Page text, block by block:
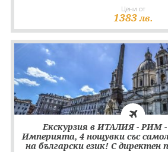
Цени от
1383 лв.
Екскурзия в ИТАЛИЯ - РИМ
Империята, 4 нощувки със
на български език! С